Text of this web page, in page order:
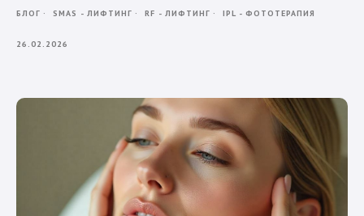
БЛОГ SMAS - ЛИФТИНГ RF - ЛИФТИНГ IPL - ФОТОТЕРАПИЯ
26.02.2026